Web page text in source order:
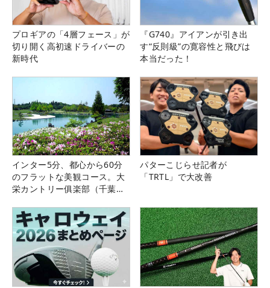
プロギアの「4層フェース」が
切り開く高初速ドライバーの
新時代
『G740』アイアンが引き出
す“反則級”の寛容性と飛びは
本当だった！
インター5分、都心から60分
のフラットな美観コース。大
栄カントリー俱楽部（千葉
パターこじらせ記者が
「TRTL」で大改善